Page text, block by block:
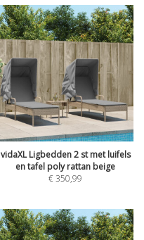
vidaXL Ligbedden 2 st met luifels
en tafel poly rattan beige
€350,99